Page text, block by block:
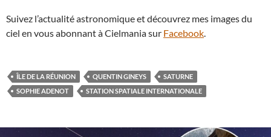
Suivez l’actualité astronomique et découvrez mes images du
ciel en vous abonnant à Cielmania sur Facebook
ÎLE DE LA RÉUNION QUENTIN GINEYS
SATURNE
SOPHIE ADENOT
STATION SPATIALE INTERNATIONALE